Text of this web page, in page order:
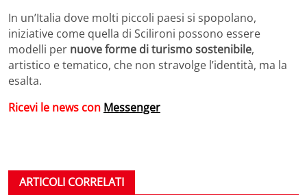
In un’Italia dove molti piccoli paesi si spopolano,
iniziative come quella di Scilironi possono essere
modelli per nuove forme di turismo sostenibile,
artistico e tematico, che non stravolge l’identità, ma la
esalta.
Ricevi le news con Messenger
ARTICOLI CORRELATI